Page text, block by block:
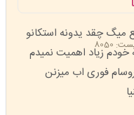
8050
میگ چقد یدونه استکانو
زیاد اهمیت نمیدم
فوری اب میزنن